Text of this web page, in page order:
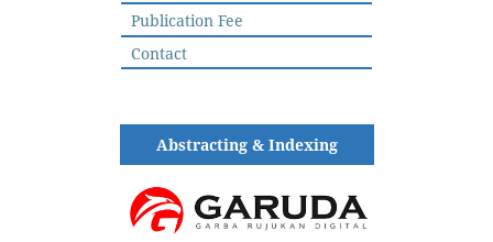
Publication Fee
Contact
Abstracting & Indexing